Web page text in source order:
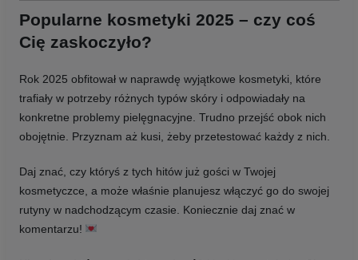
Popularne kosmetyki 2025 – czy coś
Cię zaskoczyło?
Rok 2025 obfitował w naprawdę wyjątkowe kosmetyki, które
trafiały w potrzeby różnych typów skóry i odpowiadały na
konkretne problemy pielęgnacyjne. Trudno przejść obok nich
obojętnie. Przyznam aż kusi, żeby przetestować każdy z nich.
Daj znać, czy któryś z tych hitów już gości w Twojej
kosmetyczce, a może właśnie planujesz włączyć go do swojej
rutyny w nadchodzącym czasie. Koniecznie daj znać w
komentarzu!